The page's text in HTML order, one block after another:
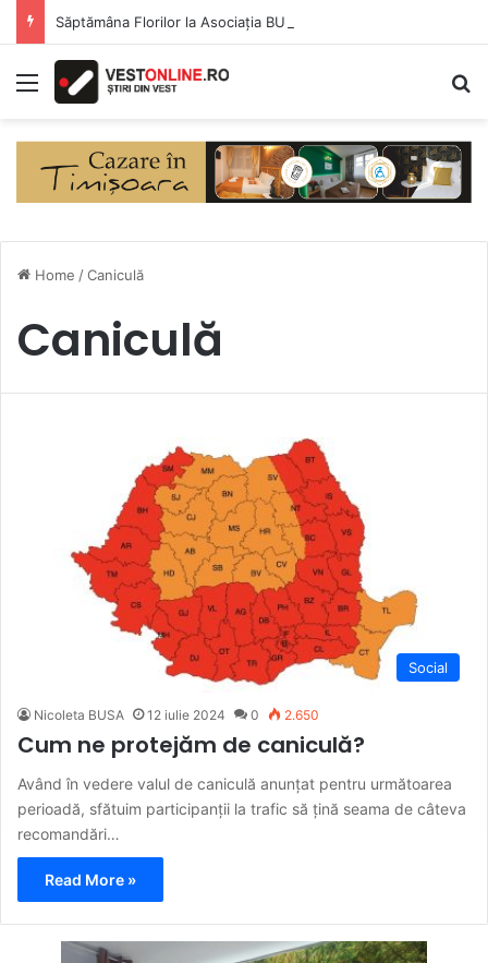
Săptămâna Florilor la Asociația BUNETI
Menu
Home /Caniculă
Caniculă
Social
Nicoleta BUSA 12 iulie 2024 0 2.650
Cum ne protejăm de caniculă?
Având în vedere valul de caniculă anunțat pentru următoarea
perioadă, sfătuim participanții la trafic să țină seama de câteva
recomandări…
Read More »